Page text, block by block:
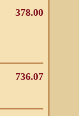
378.00
736.07